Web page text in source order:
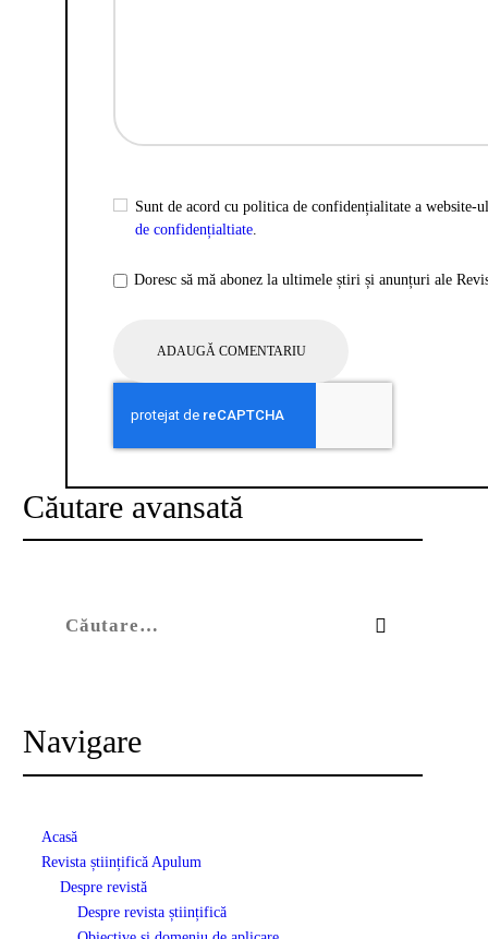
Sunt de acord cu politica de confidențialitate a
de confidențialtiate.
Doresc să mă abonez la ultimele știri și anunțuri ale
Căutare avansată
Navigare
Acasă
Revista științifică Apulum
Despre revistă
Despre revista științifică